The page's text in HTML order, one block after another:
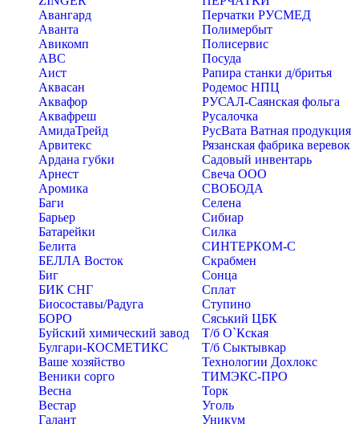
Авангард
Аванта
Авикомп
АВС
Аист
Аквасан
Аквафор
Аквафреш
АмидаТрейд
Арвитекс
Ардана губки
Арнест
Аромика
Баги
Барьер
Батарейки
Белита
БЕЛЛА Восток
Биг
БИК СНГ
Биосоставы/Радуга
БОРО
Буйский химический завод
Булгари-КОСМЕТИКС
Ваше хозяйство
Веники сорго
Весна
Вестар
Галант
Перчатки РУСМЕД
Полимербыт
Полисервис
Посуда
Рапира станки д/бритья
Родемос НПЦ
РУСАЛ-Саянская фольга
Русалочка
РусВата Ватная продукция
Рязанская фабрика веревок
Садовый инвентарь
Свеча ООО
СВОБОДА
Селена
Сибиар
Силка
СИНТЕРКОМ-С
Скрабмен
Сонца
Сплат
Ступино
Сяський ЦБК
Т/б О`Кская
Т/б Сыктывкар
Технологии Дохлокс
ТИМЭКС-ПРО
Торк
Уголь
Уникум